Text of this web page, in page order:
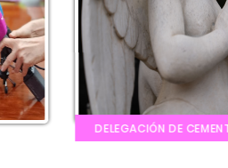
DELEGACIÓN DE